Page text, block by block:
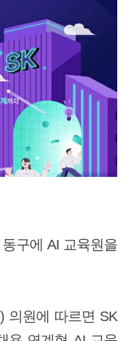
구에 AI 교육원을
의원에 따르면 SK